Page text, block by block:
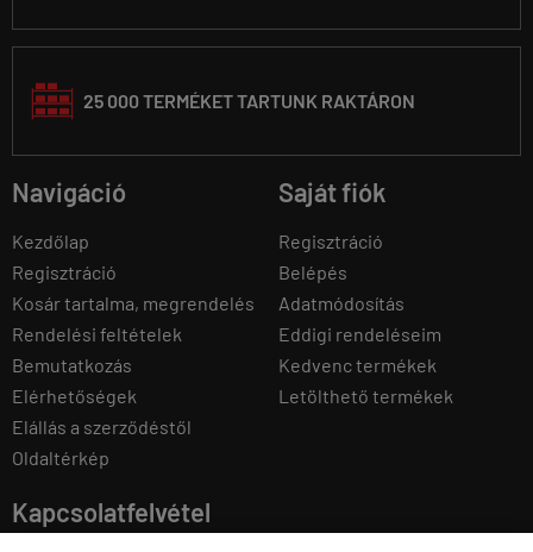
25 000 TERMÉKET TARTUNK RAKTÁRON
Navigáció
Kezdőlap
Regisztráció
Kosár tartalma, megrendelés
Rendelési feltételek
Bemutatkozás
Elérhetőségek
Elállás a szerződéstől
Oldaltérkép
Saját fiók
Regisztráció
Belépés
Adatmódosítás
Eddigi rendeléseim
Kedvenc termékek
Letölthető termékek
Kapcsolatfelvétel